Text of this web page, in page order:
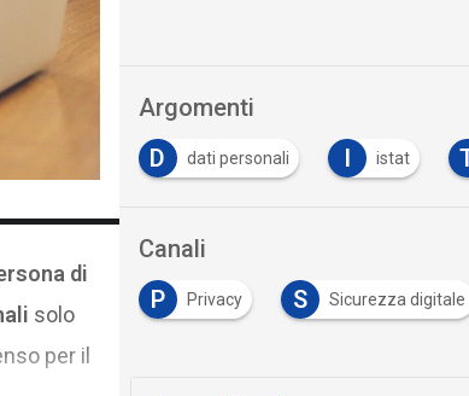
di
solo
per il
Argomenti
D dati personali istat T
Canali
P
Privacy S Sicurezza digitale